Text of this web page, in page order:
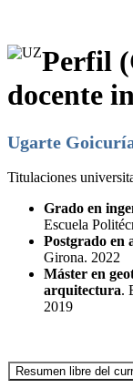
Perfil
docente
Ugarte
Titulaciones
Grado en
Escuela
Postgrado en
Girona. 2022
Máster en
arquitectura.
2019